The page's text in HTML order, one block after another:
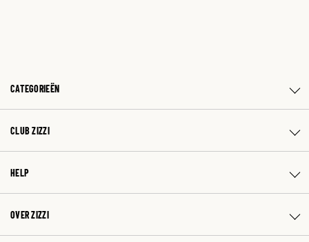
CATEGORIEËN
CLUB ZIZZI
HELP
OVER ZIZZI